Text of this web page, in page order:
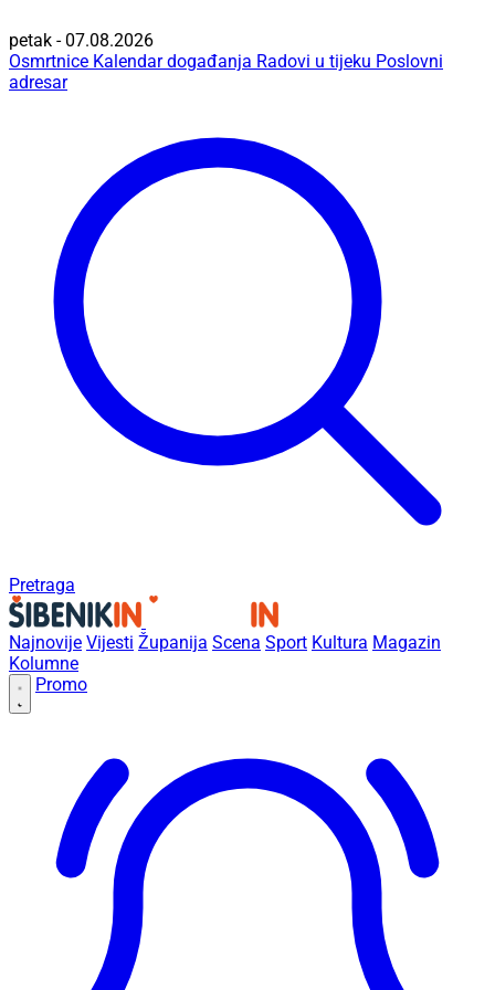
petak - 07.08.2026
Osmrtnice Kalendar događanja Radovi u tijeku Poslovni
adresar
Pretraga
Najnovije Vijesti Županija Scena Sport Kultura Magazin
Kolumne
Promo